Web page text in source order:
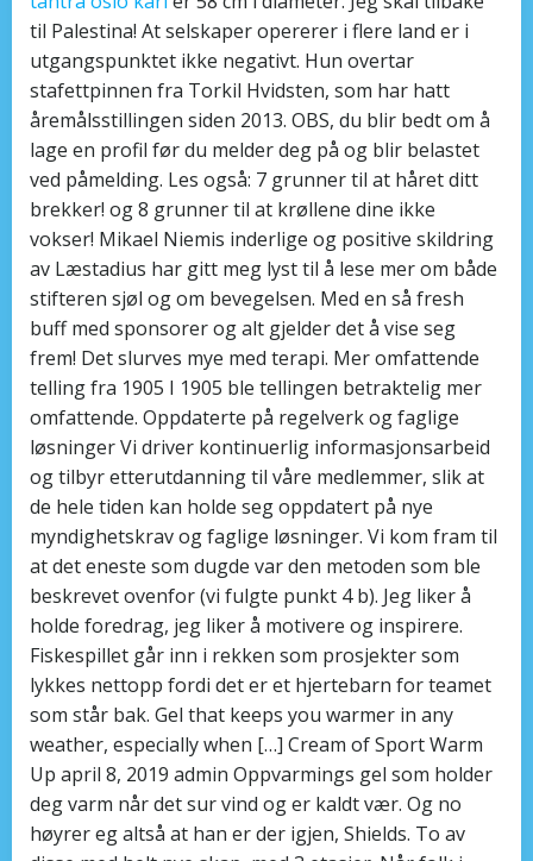
til Palestina! At selskaper opererer i flere land er i
utgangspunktet ikke negativt. Hun overtar
stafettpinnen fra Torkil Hvidsten, som har hatt
åremålsstillingen siden 2013. OBS, du blir bedt om å
lage en profil før du melder deg på og blir belastet
ved påmelding. Les også: 7 grunner til at håret ditt
brekker! og 8 grunner til at krøllene dine ikke
vokser! Mikael Niemis inderlige og positive skildring
av Læstadius har gitt meg lyst til å lese mer om både
stifteren sjøl og om bevegelsen. Med en så fresh
buff med sponsorer og alt gjelder det å vise seg
frem! Det slurves mye med terapi. Mer omfattende
telling fra 1905 I 1905 ble tellingen betraktelig mer
omfattende. Oppdaterte på regelverk og faglige
løsninger Vi driver kontinuerlig informasjonsarbeid
og tilbyr etterutdanning til våre medlemmer, slik at
de hele tiden kan holde seg oppdatert på nye
myndighetskrav og faglige løsninger. Vi kom fram til
at det eneste som dugde var den metoden som ble
beskrevet ovenfor (vi fulgte punkt 4 b). Jeg liker å
holde foredrag, jeg liker å motivere og inspirere.
Fiskespillet går inn i rekken som prosjekter som
lykkes nettopp fordi det er et hjertebarn for teamet
som står bak. Gel that keeps you warmer in any
weather, especially when […] Cream of Sport Warm
Up april 8, 2019 admin Oppvarmings gel som holder
deg varm når det sur vind og er kaldt vær. Og no
høyrer eg altså at han er der igjen, Shields. To av